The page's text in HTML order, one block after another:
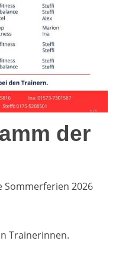
und ist mit ca.
größten Sportvereine
Ob klein oder
der
Sommerferien 2026
Trainerinnen.